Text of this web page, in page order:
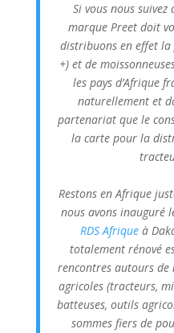
Si vous nous
marque Preet doit
distribuons en effet
+) et de
les pays d’Afrique
naturellement et
partenariat que le
la carte pour la
Restons en Afrique
nous avons inauguré
RDS Afriqueà
totalement rénové
rencontres autours de
agricoles (tracteurs,
batteuses, outils
sommes fiers de